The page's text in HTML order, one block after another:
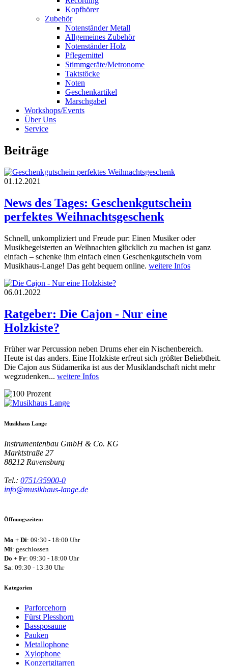
Kopfhörer
Zubehör
Notenständer Metall
Allgemeines Zubehör
Notenständer Holz
Pflegemittel
Stimmgeräte/Metronome
Taktstöcke
Noten
Geschenkartikel
Marschgabel
Workshops/Events
Über Uns
Service
Beiträge
01.12.2021
News des Tages: Geschenkgutschein
perfektes Weihnachtsgeschenk
Schnell, unkompliziert und Freude pur: Einen Musiker oder
Musikbegeisterten an Weihnachten glücklich zu machen ist ganz
einfach – schenke ihm einfach einen Geschenkgutschein vom
Musikhaus-Lange! Das geht bequem online. weitere Infos
06.01.2022
Ratgeber: Die Cajon - Nur eine
Holzkiste?
Früher war Percussion neben Drums eher ein Nischenbereich.
Heute ist das anders. Eine Holzkiste erfreut sich größter Beliebtheit.
Die Cajon aus Südamerika ist aus der Musiklandschaft nicht mehr
wegzudenken... weitere Infos
Musikhaus Lange
Instrumentenbau GmbH & Co. KG
Marktstraße 27
88212 Ravensburg
Tel.: 0751/35900-0
info@musikhaus-lange.de
Öffnungszeiten:
Mo + Di: 09:30 - 18:00 Uhr
Mi: geschlossen
Do + Fr: 09:30 - 18:00 Uhr
Sa: 09:30 - 13:30 Uhr
Kategorien
Parforcehorn
Fürst Plesshorn
Bassposaune
Pauken
Metallophone
Xylophone
Konzertgitarren